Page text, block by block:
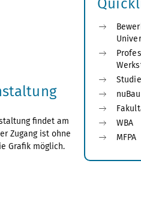
findet am
Zugang ist ohne
Grafik möglich.
WBA
MFPA